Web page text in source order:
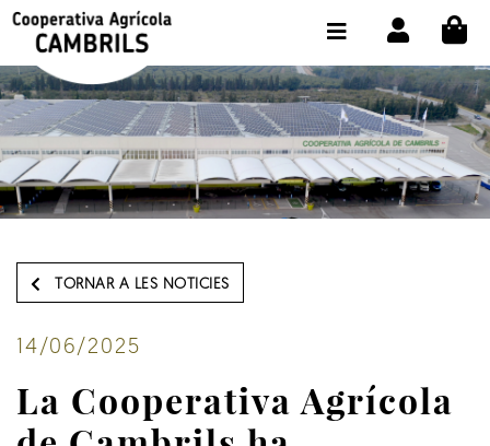
TORNAR A LES NOTICIES
14/06/2025
La Cooperativa Agrícola
BOTIGA COMPRA ONLINE
LA COOPERATIVA
OLEOTOUR
PRODUCTES
EL NOSTRE OLI
SELECCIONAR IDIOMA: CAT